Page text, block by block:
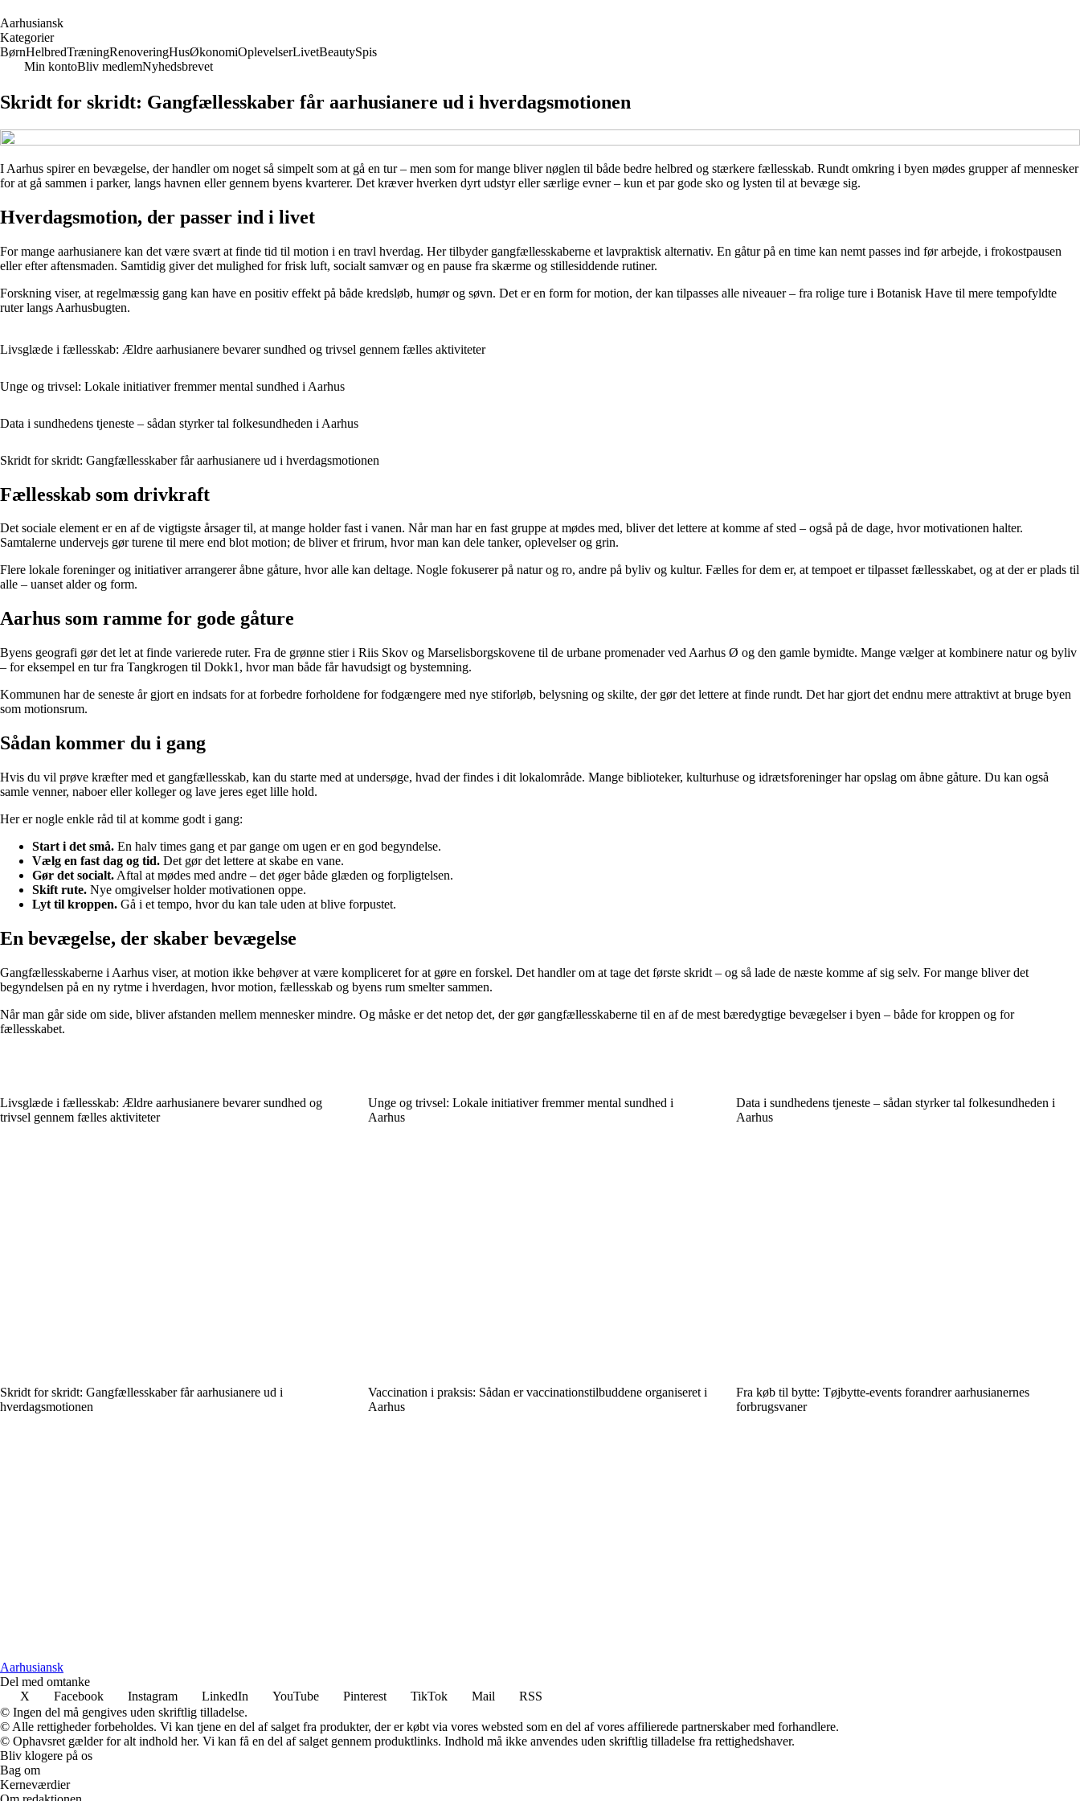
Aarhusiansk
Kategorier
BørnHelbredTræningRenoveringHusØkonomiOplevelserLivetBeautySpis
Min kontoBliv medlemNyhedsbrevet
Skridt for skridt: Gangfællesskaber får aarhusianere ud i hverdagsmotionen
I Aarhus spirer en bevægelse, der handler om noget så simpelt som at gå en tur – men som for mange bliver nøglen til både bedre helbred og stærkere fællesskab. Rundt omkring i byen mødes grupper af mennesker
for at gå sammen i parker, langs havnen eller gennem byens kvarterer. Det kræver hverken dyrt udstyr eller særlige evner – kun et par gode sko og lysten til at bevæge sig.
Hverdagsmotion, der passer ind i livet
For mange aarhusianere kan det være svært at finde tid til motion i en travl hverdag. Her tilbyder gangfællesskaberne et lavpraktisk alternativ. En gåtur på en time kan nemt passes ind før arbejde, i frokostpausen
eller efter aftensmaden. Samtidig giver det mulighed for frisk luft, socialt samvær og en pause fra skærme og stillesiddende rutiner.
Forskning viser, at regelmæssig gang kan have en positiv effekt på både kredsløb, humør og søvn. Det er en form for motion, der kan tilpasses alle niveauer – fra rolige ture i Botanisk Have til mere tempofyldte
ruter langs Aarhusbugten.
Livsglæde i fællesskab: Ældre aarhusianere bevarer sundhed og trivsel gennem fælles aktiviteter
Unge og trivsel: Lokale initiativer fremmer mental sundhed i Aarhus
Data i sundhedens tjeneste – sådan styrker tal folkesundheden i Aarhus
Skridt for skridt: Gangfællesskaber får aarhusianere ud i hverdagsmotionen
Fællesskab som drivkraft
Det sociale element er en af de vigtigste årsager til, at mange holder fast i vanen. Når man har en fast gruppe at mødes med, bliver det lettere at komme af sted – også på de dage, hvor motivationen halter.
Samtalerne undervejs gør turene til mere end blot motion; de bliver et frirum, hvor man kan dele tanker, oplevelser og grin.
Flere lokale foreninger og initiativer arrangerer åbne gåture, hvor alle kan deltage. Nogle fokuserer på natur og ro, andre på byliv og kultur. Fælles for dem er, at tempoet er tilpasset fællesskabet, og at der er plads til
alle – uanset alder og form.
Aarhus som ramme for gode gåture
Byens geografi gør det let at finde varierede ruter. Fra de grønne stier i Riis Skov og Marselisborgskovene til de urbane promenader ved Aarhus Ø og den gamle bymidte. Mange vælger at kombinere natur og byliv
– for eksempel en tur fra Tangkrogen til Dokk1, hvor man både får havudsigt og bystemning.
Kommunen har de seneste år gjort en indsats for at forbedre forholdene for fodgængere med nye stiforløb, belysning og skilte, der gør det lettere at finde rundt. Det har gjort det endnu mere attraktivt at bruge byen
som motionsrum.
Sådan kommer du i gang
Hvis du vil prøve kræfter med et gangfællesskab, kan du starte med at undersøge, hvad der findes i dit lokalområde. Mange biblioteker, kulturhuse og idrætsforeninger har opslag om åbne gåture. Du kan også
samle venner, naboer eller kolleger og lave jeres eget lille hold.
Her er nogle enkle råd til at komme godt i gang:
Start i det små. En halv times gang et par gange om ugen er en god begyndelse.
Vælg en fast dag og tid. Det gør det lettere at skabe en vane.
Gør det socialt. Aftal at mødes med andre – det øger både glæden og forpligtelsen.
Skift rute. Nye omgivelser holder motivationen oppe.
Lyt til kroppen. Gå i et tempo, hvor du kan tale uden at blive forpustet.
En bevægelse, der skaber bevægelse
Gangfællesskaberne i Aarhus viser, at motion ikke behøver at være kompliceret for at gøre en forskel. Det handler om at tage det første skridt – og så lade de næste komme af sig selv. For mange bliver det
begyndelsen på en ny rytme i hverdagen, hvor motion, fællesskab og byens rum smelter sammen.
Når man går side om side, bliver afstanden mellem mennesker mindre. Og måske er det netop det, der gør gangfællesskaberne til en af de mest bæredygtige bevægelser i byen – både for kroppen og for
fællesskabet.
Livsglæde i fællesskab: Ældre aarhusianere bevarer sundhed og
trivsel gennem fælles aktiviteter
Unge og trivsel: Lokale initiativer fremmer mental sundhed i
Aarhus
Data i sundhedens tjeneste – sådan styrker tal folkesundheden i
Aarhus
Skridt for skridt: Gangfællesskaber får aarhusianere ud i
hverdagsmotionen
Vaccination i praksis: Sådan er vaccinationstilbuddene organiseret i
Aarhus
Fra køb til bytte: Tøjbytte-events forandrer aarhusianernes
forbrugsvaner
Aarhusiansk
Del med omtanke
X
Facebook Instagram LinkedIn YouTube Pinterest TikTok Mail
RSS
© Ingen del må gengives uden skriftlig tilladelse.
© Alle rettigheder forbeholdes. Vi kan tjene en del af salget fra produkter, der er købt via vores websted som en del af vores affilierede partnerskaber med forhandlere.
© Ophavsret gælder for alt indhold her. Vi kan få en del af salget gennem produktlinks. Indhold må ikke anvendes uden skriftlig tilladelse fra rettighedshaver.
Bliv klogere på os
Bag om
Kerneværdier